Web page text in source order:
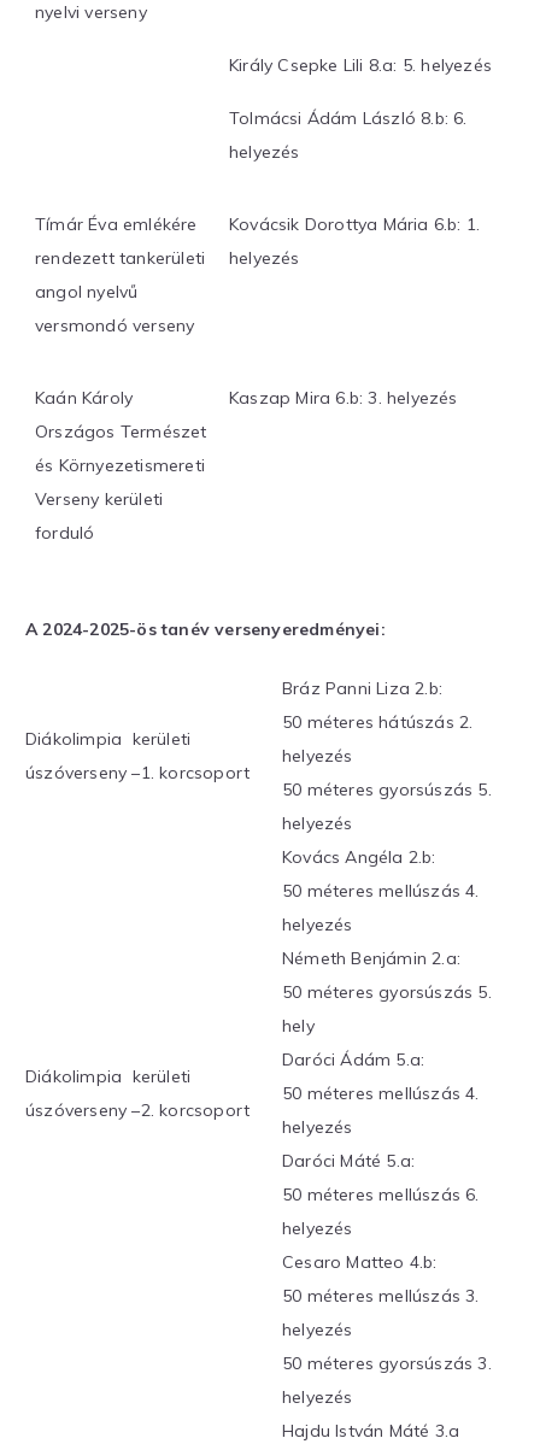
nyelvi verseny
Király Csepke Lili 8.a: 5. helyezés
Tolmácsi Ádám László 8.b: 6.
helyezés
Tímár Éva emlékére
rendezett tankerületi
angol nyelvű
versmondó verseny
Kovácsik Dorottya Mária 6.b: 1.
helyezés
Kaán Károly
Országos Természet
és Környezetismereti
Verseny kerületi
forduló
Kaszap Mira 6.b: 3. helyezés
A 2024-2025-ös tanév versenyeredményei:
Diákolimpia kerületi
úszóverseny –1. korcsoport
Bráz Panni Liza 2.b:
50 méteres hátúszás 2.
helyezés
50 méteres gyorsúszás 5.
helyezés
Kovács Angéla 2.b:
50 méteres mellúszás 4.
helyezés
Németh Benjámin 2.a:
50 méteres gyorsúszás 5.
hely
Diákolimpia kerületi
úszóverseny –2. korcsoport
Daróci Ádám 5.a:
50 méteres mellúszás 4.
helyezés
Daróci Máté 5.a:
50 méteres mellúszás 6.
helyezés
Cesaro Matteo 4.b:
50 méteres mellúszás 3.
helyezés
50 méteres gyorsúszás 3.
helyezés
Hajdu István Máté 3.a